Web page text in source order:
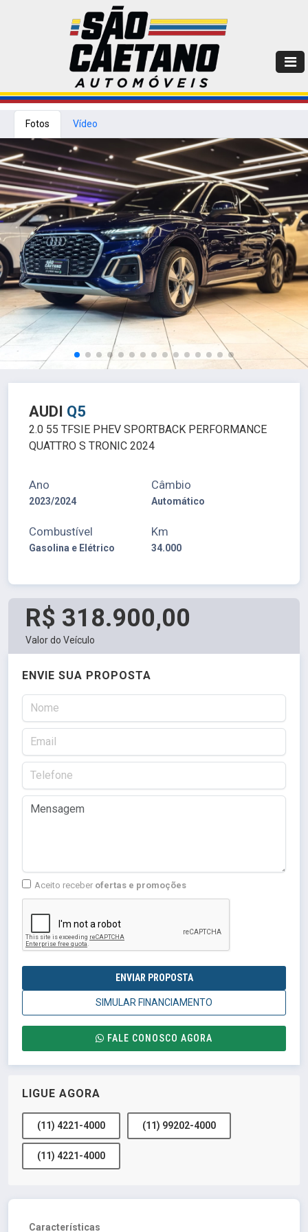
Fotos Vídeo
AUDI Q5
2.0 55 TFSIE PHEV SPORTBACK PERFORMANCE
QUATTRO S TRONIC 2024
Ano
2023/2024
Câmbio
Automático
Combustível
Gasolina e Elétrico
Km
34.000
R$ 318.900,00
Valor do Veículo
ENVIE SUA PROPOSTA
Aceito receber ofertas e promoções
ENVIAR PROPOSTA
SIMULAR FINANCIAMENTO
FALE CONOSCO AGORA
LIGUE AGORA
(11) 4221-4000 (11) 99202-4000
(11) 4221-4000
Características